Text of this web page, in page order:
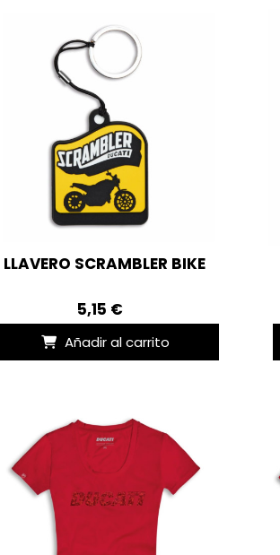
LLAVERO SCRAMBLER BIKE
5,15 €
Añadir al carrito